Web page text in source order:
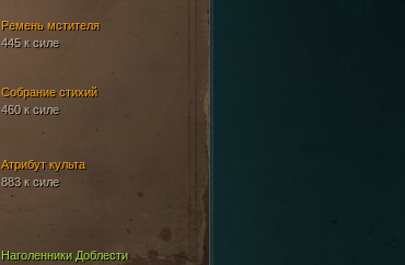
Наголенники Доблести
Атрибут культа
883 к силе
Ремень мстителя
445 к силе
Собрание стихий
460 к силе